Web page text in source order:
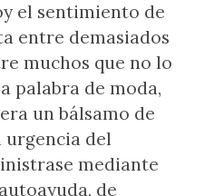
el sentimiento de
entre demasiados
muchos que no lo
palabra de moda,
un bálsamo de
urgencia del
mediante
de